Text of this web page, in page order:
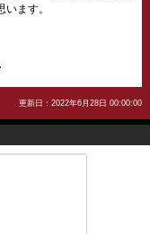
ます。
更新日：2022年6月28日 00:00:00